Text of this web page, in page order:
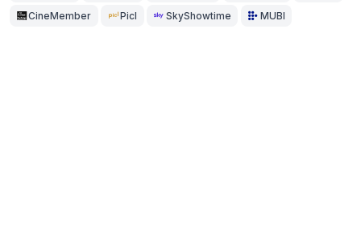
CineMember Picl SkyShowtime MUBI